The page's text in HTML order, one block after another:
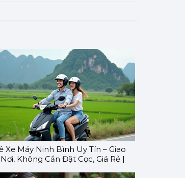
Xe Máy Ninh Bình Uy Tín – Giao
Không Cần Đặt Cọc, Giá Rẻ |